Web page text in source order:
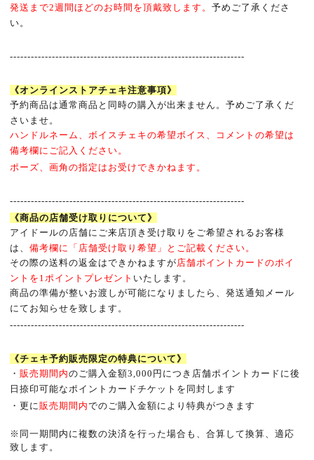
発送まで2週間ほどのお時間を頂戴致します。予めご了承くださ
い。
-------------------------------------------------------------------
《オンラインストアチェキ注意事項》
予約商品は通常商品と同時の購入が出来ません。予めご了承くだ
さいませ。
ハンドルネーム、ボイスチェキの希望ボイス、コメントの希望は
備考欄にご記入ください。
ポーズ、画角の指定はお受けできかねます。
-------------------------------------------------------------------
《商品の店舗受け取りについて》
アイドールの店舗にご来店頂き受け取りをご希望されるお客様
は、備考欄に「店舗受け取り希望」とご記載ください。
その際の送料の返金はできかねますが店舗ポイントカードのポイ
ントを 1ポイントプレゼント いたします。
商品の準備が整いお渡しが可能になりましたら、発送通知メール
にてお知らせを致します。
-------------------------------------------------------------------
《チェキ予約販売限定の特典について》
・販売期間内のご購入金額3,000 円につき店舗ポイントカードに後
日捺印可能なポイントカードチケットを同封します
・更に販売期間内でのご購入金額により特典がつきます
※ 同一期間内に複数の決済を行った場合も、合算して換算、適応
致します。